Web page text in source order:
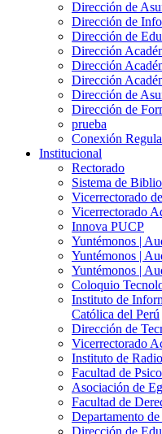
Dirección de
Dirección de
Dirección de
Dirección
Dirección
Dirección
Dirección de
Dirección de
prueba
Conexión
Institucional
Rectorado
Sistema de
Vicerrectorado
Vicerrectorado
Innova PUCP
Yuntémonos |
Yuntémonos |
Yuntémonos |
Coloquio
Instituto de
Católica del Perú
Dirección de
Vicerrectorado
Instituto de
Facultad de
Asociación de
Facultad de
Departamento
Dirección de